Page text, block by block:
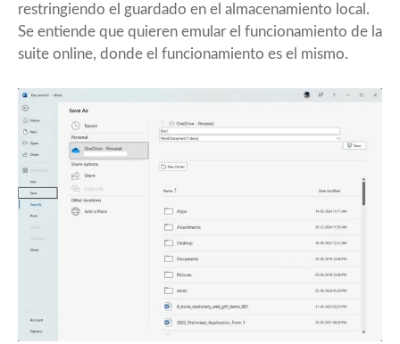
restringiendo el guardado en el almacenamiento local.
Se entiende que quieren emular el funcionamiento de la
suite online, donde el funcionamiento es el mismo.